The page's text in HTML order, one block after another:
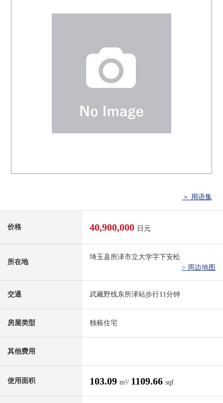
＞ 用语集
价格 40,900,000 日元
所在地
埼玉县所泽市立大学字下安松
> 周边地图
交通 武藏野线东所泽站步行11分钟
房屋类型 独栋住宅
其他费用
使用面积 103.09 m²/ 1109.66 sqf